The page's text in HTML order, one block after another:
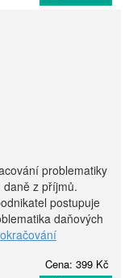
problematiky
z příjmů.
postupuje
daňových
Cena: 399 Kč